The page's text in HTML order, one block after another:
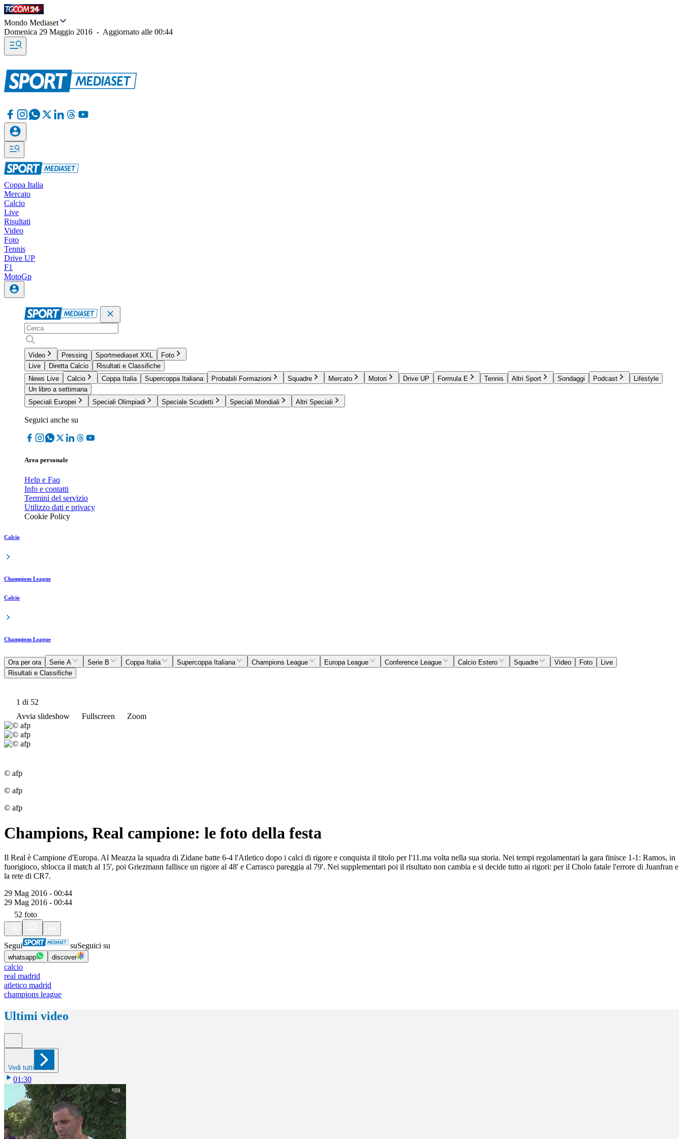
Mondo Mediaset
Domenica 29 Maggio 2016 - Aggiornato alle 00:44
Coppa Italia
Mercato
Calcio
Live
Risultati
Video
Foto
Tennis
Drive UP
F1
MotoGp
Video Pressing Sportmediaset XXL
Foto
Live
Diretta Calcio
Risultati e Classifiche
News Live
Calcio Coppa Italia Supercoppa Italiana Probabili Formazioni Squadre Mercato Motori Drive UP Formula E Tennis Altri Sport Sondaggi Podcast
Lifestyle
Un libro a settimana
Speciali Europei
Speciali Olimpiadi Speciale Scudetti Speciali Mondiali Altri Speciali
Seguici anche su
Area personale
Help e Faq
Info e contatti
Termini del servizio
Utilizzo dati e privacy
Cookie Policy
Calcio
Champions League
Calcio
Champions League
Ora per ora Serie A Serie B Coppa Italia Supercoppa Italiana Champions League Europa League Conference League Calcio Estero Squadre Video Foto
Live
Risultati e Classifiche
1 di 52
Avvia slideshow
Fullscreen Zoom
© afp
© afp
© afp
Champions, Real campione: le foto della festa
Il Real è Campione d'Europa. Al Meazza la squadra di Zidane batte 6-4 l'Atletico dopo i calci di rigore e conquista il titolo per l'11.ma volta nella sua storia. Nei tempi regolamentari la gara finisce 1-1: Ramos, in
fuorigioco, sblocca il match al 15', poi Griezmann fallisce un rigore al 48' e Carrasco pareggia al 79'. Nei supplementari poi il risultato non cambia e si decide tutto ai rigori: per il Cholo fatale l'errore di Juanfran e
la rete di CR7.
29 Mag 2016 - 00:44
29 Mag 2016 - 00:44
52 foto
Segui suSeguici su
whatsapp discover
calcio
real madrid
atletico madrid
champions league
Ultimi video
Vedi tutti
01:30